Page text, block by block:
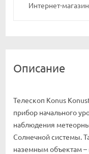
Интернет-
Описание
Телескоп Konus
прибор начального
наблюдения
Солнечной системы.
наземным объектам –